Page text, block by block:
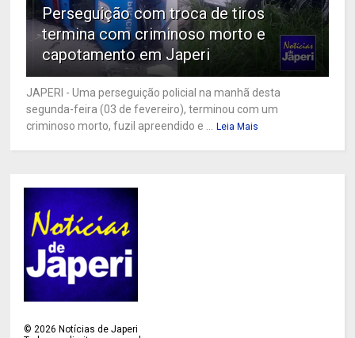
Perseguição com troca de tiros
termina com criminoso morto e
capotamento em Japeri
JAPERI - Uma perseguição policial na manhã desta
segunda-feira (03 de fevereiro), terminou com um
criminoso morto, fuzil apreendido e ...
Leia Mais
© 2026 Notícias de Japeri